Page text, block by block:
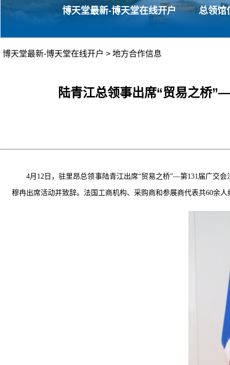
博天堂最新-博天堂在线开户 总领馆
博天堂最新-博天堂在线开户 > 地方合作信息
陆青江总领事出席“贸易之桥
4月 12 日，驻里昂总领事陆青江出席“贸易之桥”—第131届广交会
穆冉出席活动并致辞。法国工商机构、采购商和参展商代表共60余人